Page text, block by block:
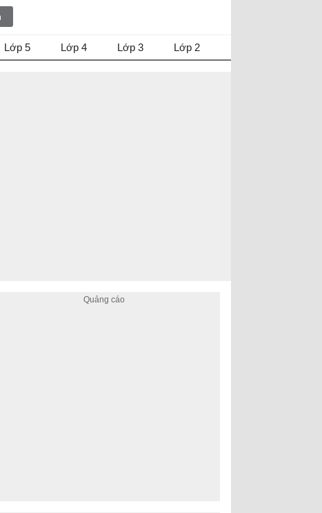
Lớp 5 Lớp 4 Lớp 3 Lớp 2